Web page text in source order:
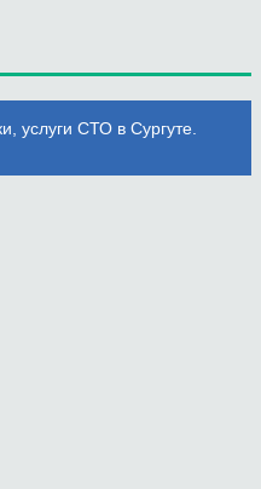
услуги СТО в Сургуте.